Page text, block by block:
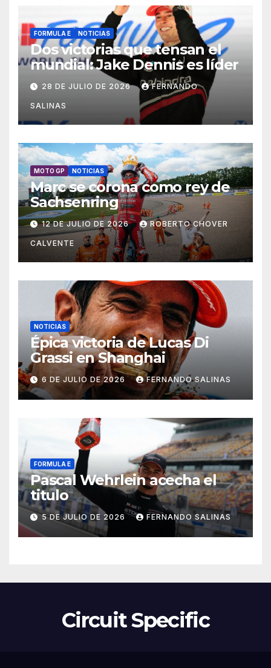
FORMULA E NOTICIAS
Dos victorias que tensan el
mundial: Jake Dennis es líder
28 DE JULIO DE 2026 FERNANDO
SALINAS
MOTO GP NOTICIAS
Marc se corona como rey de
Sachsenring
12 DE JULIO DE 2026 ROBERTO CHOVER
CALVENTE
NOTICIAS
Épica victoria de Lucas Di
Grassi en Shanghai
6 DE JULIO DE 2026 FERNANDO SALINAS
FORMULA E
Pascal Wehrlein acecha el
titulo
5 DE JULIO DE 2026 FERNANDO SALINAS
Circuit Specific